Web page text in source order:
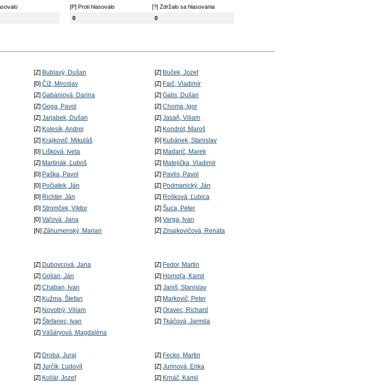
[P] Proti hlasovalo
0
[?] Zdržalo sa hlasovania
0
[Z] Bublavý, Dušan [Z] Buček, Jozef
[0] Číž, Miroslav [Z] Faič, Vladimír
[Z] Gabániová, Darina [Z] Galis, Dušan
[Z] Goga, Pavol [Z] Choma, Igor
[Z] Jarjabek, Dušan [Z] Jasaň, Viliam
[Z] Kolesík, Andrej [Z] Kondrót, Maroš
[Z] Krajkovič, Mikuláš [0] Kubánek, Stanislav
[0] Lišková, Iveta [Z] Maďarič, Marek
[Z] Martinák, Ľuboš [Z] Matejička, Vladimír
[0] Paška, Pavol [Z] Pavlis, Pavol
[0] Počiatek, Ján [Z] Podmanický, Ján
[0] Richter, Ján [Z] Rošková, Ľubica
[0] Stromček, Viktor [Z] Šuca, Peter
[0] Vaľová, Jana [0] Varga, Ivan
[N] Záhumenský, Marian [Z] Zmajkovičová, Renáta
[Z] Dubovcová, Jana [Z] Fedor, Martin
[Z] Golian, Ján [Z] Homoľa, Kamil
[Z] Chaban, Ivan [Z] Janiš, Stanislav
[Z] Kužma, Štefan [Z] Markovič, Peter
[Z] Novotný, Viliam [Z] Oravec, Richard
[Z] Štefanec, Ivan [Z] Tkáčová, Jarmila
[Z] Vášáryová, Magdaléna
[Z] Droba, Juraj [Z] Fecko, Martin
[Z] Jurčík, Ľudovít [Z] Jurinová, Erika
[Z] Kollár, Jozef [Z] Krnáč, Kamil